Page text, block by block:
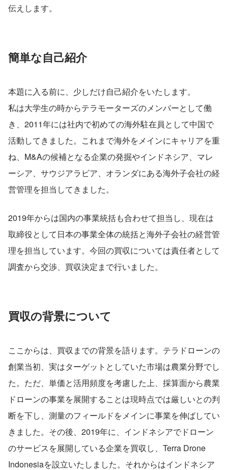
伝えします。
簡単な自己紹介
本題に入る前に、少しだけ自己紹介をいたします。
私は大学生の時からテラモーターズのメンバーとして働
き、2011年には社内で初めての海外駐在員として中国で
活動してきました。これまで海外をメインにキャリアを重
ね、M&Aの候補となる企業の発掘やインドネシア、マレ
ーシア、サウジアラビア、オランダにある海外子会社の経
営管理を担当してきました。
2019年からは国内の事業統括も合わせて担当し、現在は
取締役として日本の事業全体の統括と海外子会社の経営管
理を担当しています。今回の買収については責任者として
調査から交渉、買収決定まで行いました。
買収の背景について
ここからは、買収までの背景を語ります。テラドローンの
創業当初、実はターゲットとしていた市場は農業分野でし
た。ただ、単価と活用頻度を考慮した上、採算面から農業
ドローンの事業を展開することは現時点では厳しいとの判
断を下し、測量のフィールドをメインに事業を伸ばしてい
きました。その後、2019年に、インドネシアでドローン
のサービスを展開している企業を買収し、Terra Drone
Indonesiaを設立いたしました。それからはインドネシア